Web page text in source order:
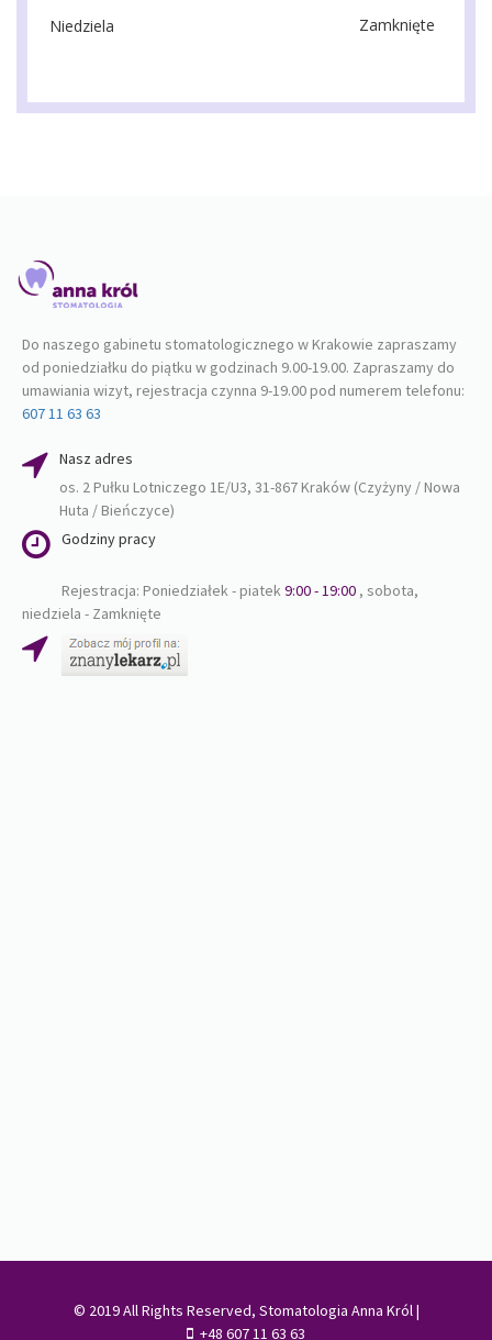
Zamknięte
Niedziela
Do naszego gabinetu stomatologicznego w Krakowie zapraszamy
od poniedziałku do piątku w godzinach 9.00-19.00. Zapraszamy do
umawiania wizyt, rejestracja czynna 9-19.00 pod numerem telefonu:
607 11 63 63
Nasz adres
os. 2 Pułku Lotniczego 1E/U3, 31-867 Kraków (Czyżyny / Nowa
Huta / Bieńczyce)
Godziny pracy
Rejestracja: Poniedziałek - piatek9:00 - 19:00 , sobota,
niedziela - Zamknięte
© 2019 All Rights Reserved, Stomatologia Anna Król |
+48 607 11 63 63